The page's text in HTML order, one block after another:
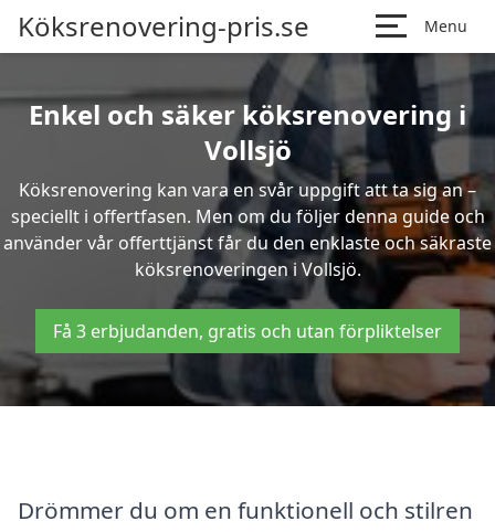
Köksrenovering-pris.se Menu
Enkel och säker köksrenovering i
Vollsjö
Köksrenovering kan vara en svår uppgift att ta sig an –
speciellt i offertfasen. Men om du följer denna guide och
använder vår offerttjänst får du den enklaste och säkraste
köksrenoveringen i Vollsjö.
Få 3 erbjudanden, gratis och utan förpliktelser
Drömmer du om en funktionell och stilren